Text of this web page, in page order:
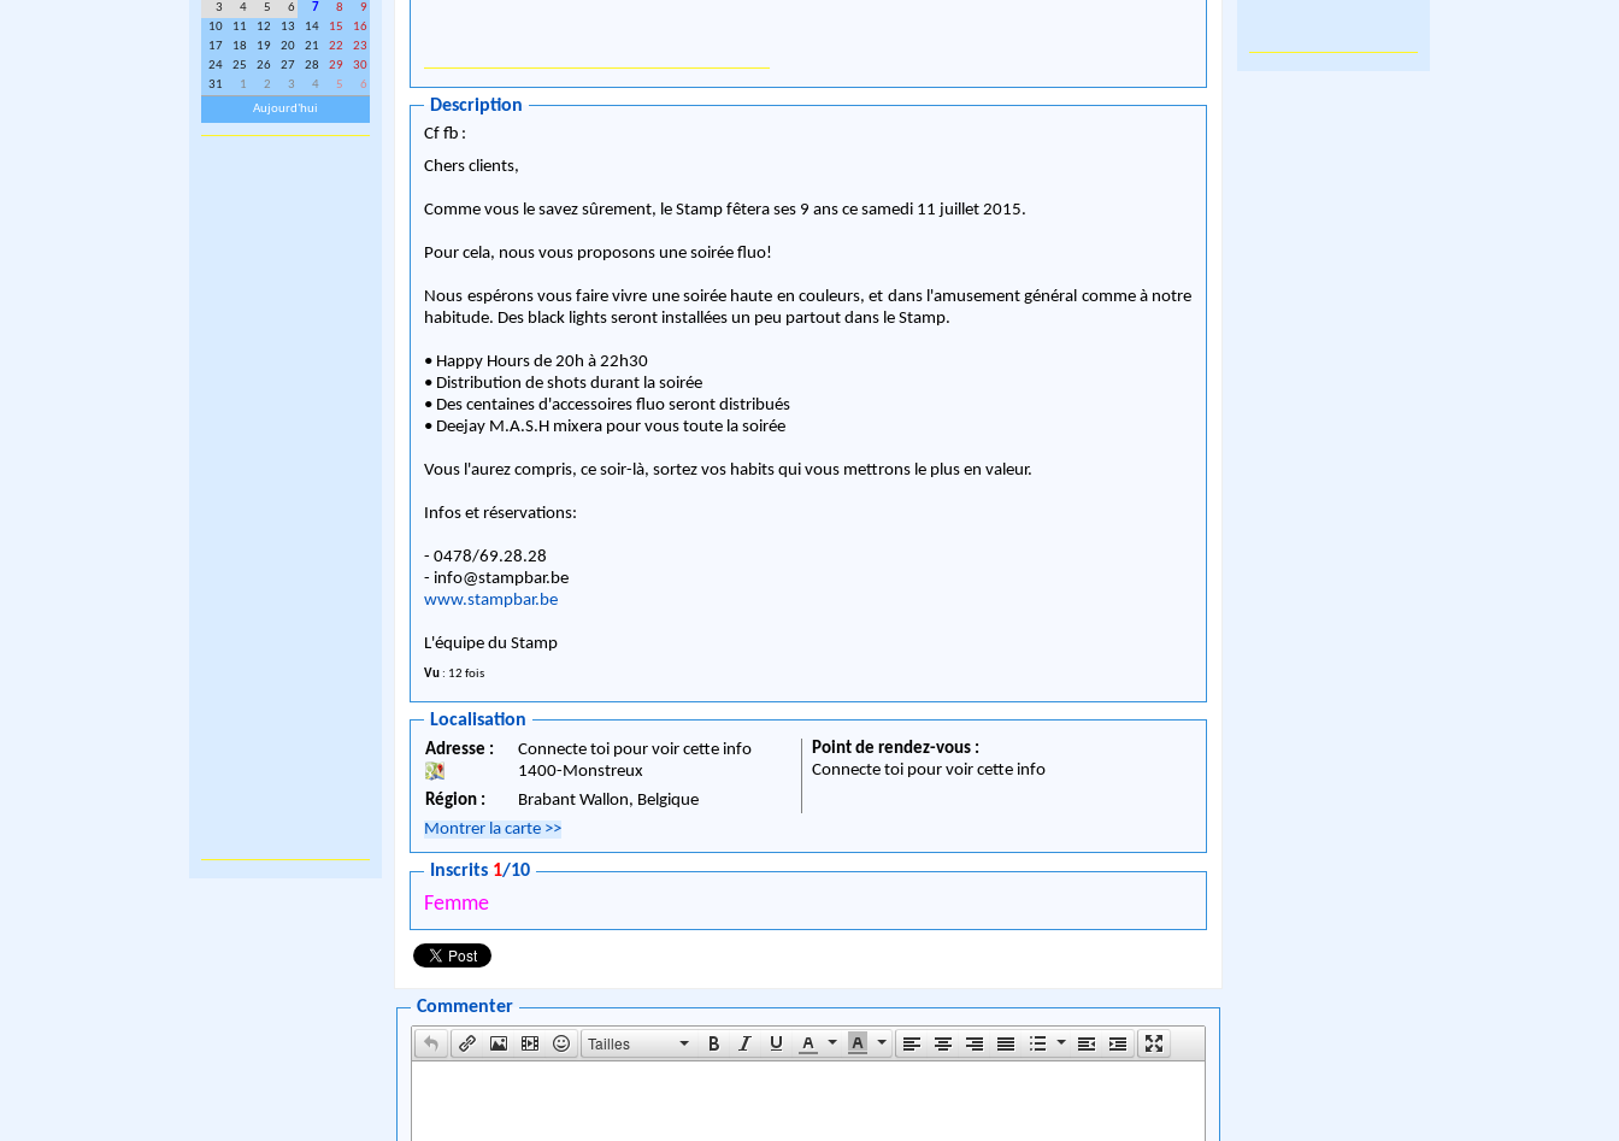
3
4 5 6 7 8
9
10
11 12 13 14 15
16
17
18 19 20 21 22
23
24
25 26 27 28 29
30
31
1 2 3 4 5
6
Aujourd'hui
Description
Cf fb :
Chers clients,
Comme vous le savez sûrement, le Stamp fêtera ses 9 ans ce samedi 11 juillet 2015.
Pour cela, nous vous proposons une soirée fluo!
Nous espérons vous faire vivre une soirée haute en couleurs, et dans l'amusement général comme à notre
habitude. Des black lights seront installées un peu partout dans le Stamp.
• Happy Hours de 20h à 22h30
• Distribution de shots durant la soirée
• Des centaines d'accessoires fluo seront distribués
• Deejay M.A.S.H mixera pour vous toute la soirée
Vous l'aurez compris, ce soir-là, sortez vos habits qui vous mettrons le plus en valeur.
Infos et réservations:
- 0478/69.28.28
- info@stampbar.be
www.stampbar.be
L'équipe du Stamp
Vu : 12 fois
Localisation
Adresse :
Connecte toi pour voir cette info
1400-Monstreux
Région :
Brabant Wallon, Belgique
Point de rendez-vous :
Connecte toi pour voir cette info
Montrer la carte >>
Inscrits 1/10
Femme
Commenter
Tailles